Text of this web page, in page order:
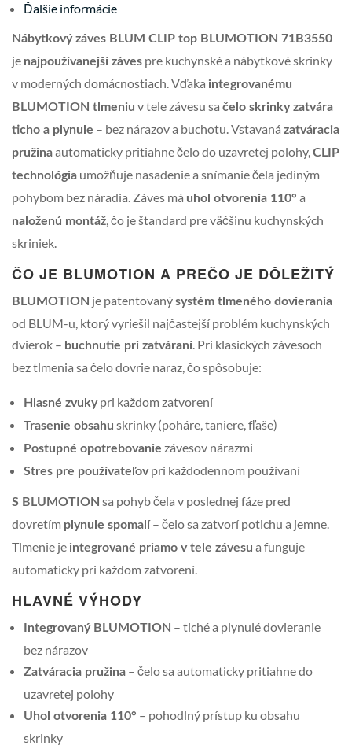
Ďalšie informácie
Nábytkový záves BLUM CLIP top BLUMOTION 71B3550
je najpoužívanejší záves pre kuchynské a nábytkové skrinky
v moderných domácnostiach. Vďaka integrovanému
BLUMOTION tlmeniu v tele závesu sa čelo skrinky zatvára
ticho a plynule – bez nárazov a buchotu. Vstavaná zatváracia
pružinaautomaticky pritiahne čelo do uzavretej polohy,CLIP
technológia umožňuje nasadenie a snímanie čela jediným
pohybom bez náradia. Záves má uhol otvorenia 110° a
naloženú montáž, čo je štandard pre väčšinu kuchynských
skriniek.
ČO JE BLUMOTION A PREČO JE DÔLEŽITÝ
BLUMOTION je patentovanýsystém tlmeného dovierania
od BLUM-u, ktorý vyriešil najčastejší problém kuchynských
dvierok – buchnutie pri zatváraní. Pri klasických závesoch
bez tlmenia sa čelo dovrie naraz, čo spôsobuje:
Hlasné zvukypri každom zatvorení
Trasenie obsahu skrinky (poháre, taniere, fľaše)
Postupné opotrebovanie závesov nárazmi
Stres pre používateľovpri každodennom používaní
S BLUMOTION sa pohyb čela v poslednej fáze pred
dovretím plynule spomalí– čelo sa zatvorí potichu a jemne.
Tlmenie je integrované priamo v tele závesu a funguje
automaticky pri každom zatvorení.
HLAVNÉ VÝHODY
Integrovaný BLUMOTION – tiché a plynulé dovieranie
bez nárazov
Zatváracia pružina – čelo sa automaticky pritiahne do
uzavretej polohy
Uhol otvorenia 110° – pohodlný prístup ku obsahu
skrinky